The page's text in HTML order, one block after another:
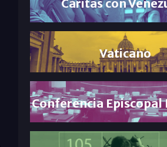
Vaticano
Conferencia Episcopal